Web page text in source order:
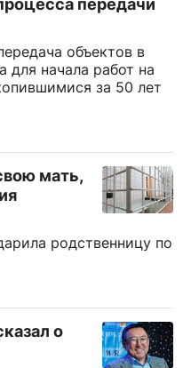
объектов в
для начала работ на
за 50 лет
мать,
родственницу по
о